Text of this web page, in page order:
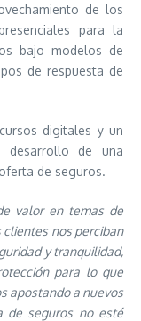
de los
para la
bajo modelos de
de respuesta de
digitales y un
desarrollo de una
de seguros.
valor en temas de
nos perciban
y tranquilidad,
para lo que
apostando a nuevos
de seguros no esté